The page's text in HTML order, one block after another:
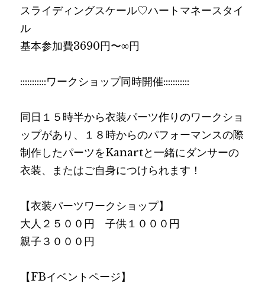
スライディングスケール♡ハートマネースタイ
ル
基本参加費3690円〜∞円
:::::::::::ワークショップ同時開催:::::::::::
同日１５時半から衣装パーツ作りのワークショ
ップがあり、１８時からのパフォーマンスの際
制作したパーツをKanartと一緒にダンサーの
衣装、またはご自身につけられます！
【衣装パーツワークショップ】
大人２５００円　子供１０００円
親子３０００円
【FBイベントページ】